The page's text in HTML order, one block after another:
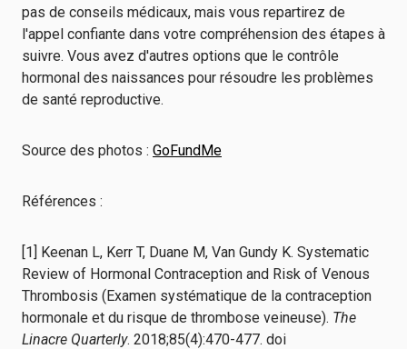
pas de conseils médicaux, mais vous repartirez de
l'appel confiante dans votre compréhension des étapes à
suivre. Vous avez d'autres options que le contrôle
hormonal des naissances pour résoudre les problèmes
de santé reproductive.
Source des photos : GoFundMe
Références :
[1] Keenan L, Kerr T, Duane M, Van Gundy K. Systematic
Review of Hormonal Contraception and Risk of Venous
Thrombosis (Examen systématique de la contraception
hormonale et du risque de thrombose veineuse). The
Linacre Quarterly. 2018;85(4):470-477. doi